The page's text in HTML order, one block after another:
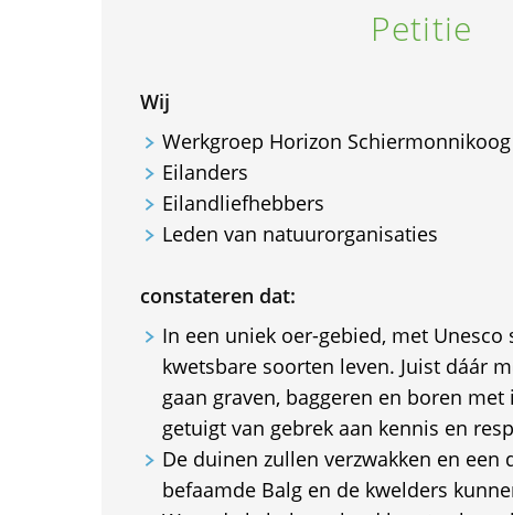
Petitie
Wij
Werkgroep Horizon Schiermonnikoog
Eilanders
Eilandliefhebbers
Leden van natuurorganisaties
constateren dat:
In een uniek oer-gebied, met Unesco
kwetsbare soorten leven. Juist dáár
gaan graven, baggeren en boren
getuigt van gebrek aan kennis en
De duinen zullen verzwakken en een
befaamde Balg en de kwelders